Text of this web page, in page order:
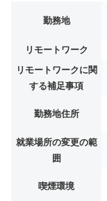
勤務地
リモートワーク
リモートワークに関
する補足事項
勤務地住所
就業場所の変更の範
囲
喫煙環境